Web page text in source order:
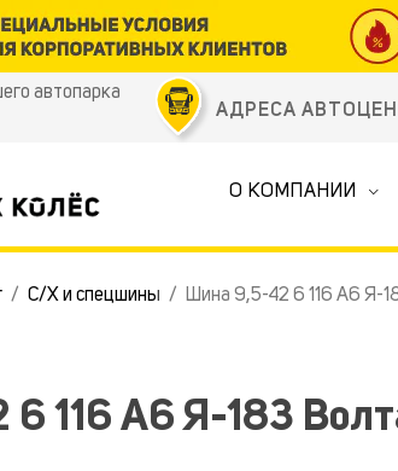
автопарка
АДРЕСА
О КОМПАНИИ
С/Х и спецшины Шина 9,5-42 6 116 A6 Я-
116 A6 Я-183